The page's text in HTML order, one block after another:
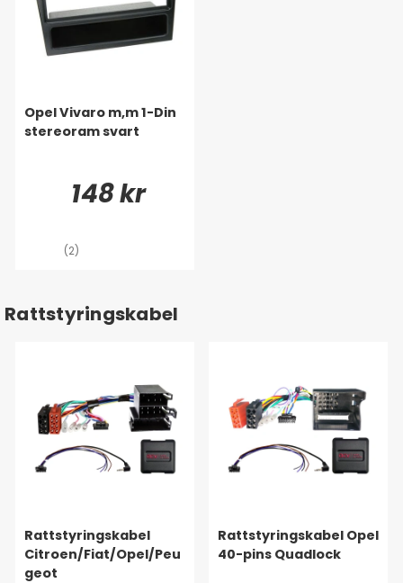
Opel Vivaro m,m 1-Din
stereoram svart
148 kr
(2)
Rattstyringskabel
Rattstyringskabel
Citroen/Fiat/Opel/Peu
geot
Rattstyringskabel Opel
40-pins Quadlock